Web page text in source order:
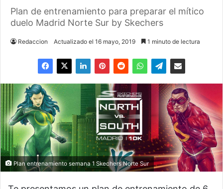
Plan de entrenamiento para preparar el mítico
duelo Madrid Norte Sur by Skechers
Redaccion Actualizado el 16 mayo, 2019 1 minuto de lectura
Plan entrenamiento semana 1 Skechers Norte Sur